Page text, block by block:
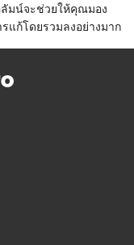
ลัมน์จะช่วยให้คุณมอง
แก้โดยรวมลงอย่างมาก